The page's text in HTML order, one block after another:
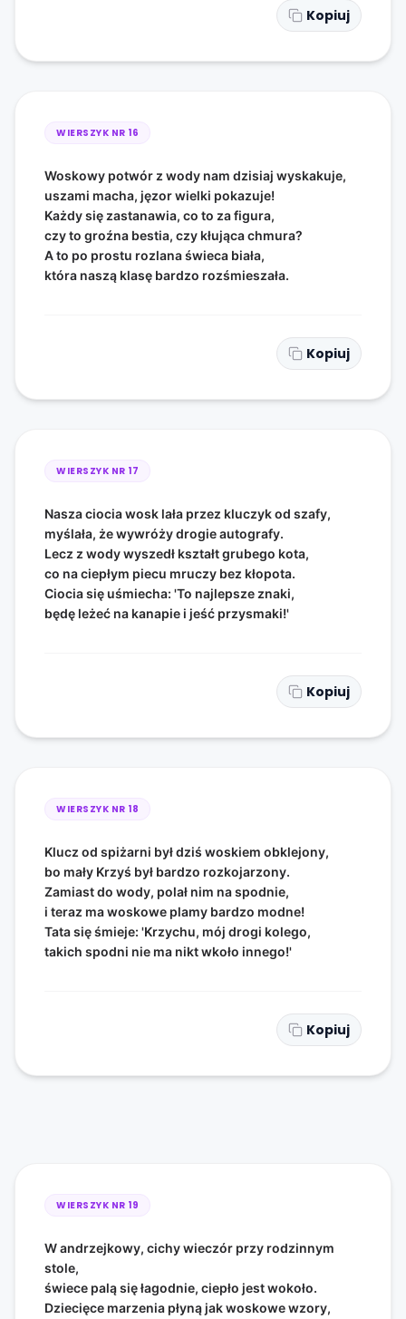
Kopiuj
WIERSZYK NR 16
Woskowy potwór z wody nam dzisiaj wyskakuje,
uszami macha, jęzor wielki pokazuje!
Każdy się zastanawia, co to za figura,
czy to groźna bestia, czy kłująca chmura?
A to po prostu rozlana świeca biała,
która naszą klasę bardzo rozśmieszała.
Kopiuj
WIERSZYK NR 17
Nasza ciocia wosk lała przez kluczyk od szafy,
myślała, że wywróży drogie autografy.
Lecz z wody wyszedł kształt grubego kota,
co na ciepłym piecu mruczy bez kłopota.
Ciocia się uśmiecha: 'To najlepsze znaki,
będę leżeć na kanapie i jeść przysmaki!'
Kopiuj
WIERSZYK NR 18
Klucz od spiżarni był dziś woskiem obklejony,
bo mały Krzyś był bardzo rozkojarzony.
Zamiast do wody, polał nim na spodnie,
i teraz ma woskowe plamy bardzo modne!
Tata się śmieje: 'Krzychu, mój drogi kolego,
takich spodni nie ma nikt wkoło innego!'
Kopiuj
WIERSZYK NR 19
W andrzejkowy, cichy wieczór przy rodzinnym
stole,
świece palą się łagodnie, ciepło jest wokoło.
Dziecięce marzenia płyną jak woskowe wzory,